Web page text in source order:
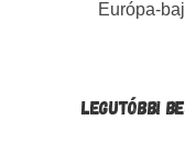
Európa-
LEGUTÓBBI